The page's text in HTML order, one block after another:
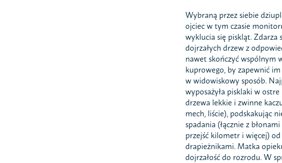
Wybraną przez siebie
ojciec w tym czasie
wyklucia się piskląt. Zdarza
dojrzałych drzew z
nawet skończyć wspólnym
kuprowego, by zapewnić
w widowiskowy sposób.
wyposażyła pisklaki w
drzewa lekkie i zwinne
mech, liście), podskakując
spadania (łącznie z
przejść kilometr i więcej)
drapieżnikami. Matka
dojrzałość do rozrodu. W